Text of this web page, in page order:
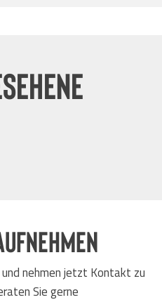
nehmen jetzt Kontakt zu
Sie gerne